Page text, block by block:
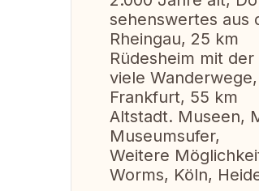
sehenswertes aus
Rheingau, 25 km
Rüdesheim mit
viele
Frankfurt, 55 km
Altstadt. Museen,
Museumsufer,
Weitere
Worms, Köln,